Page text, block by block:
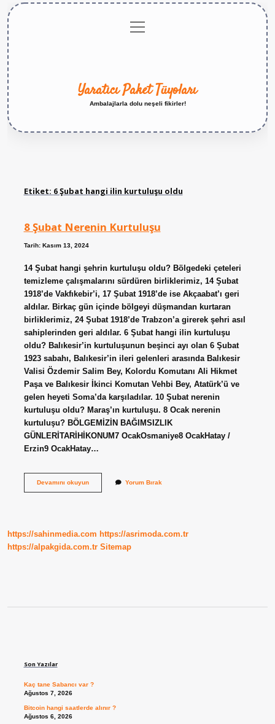
menüyü
aç
Yaratıcı Paket Tüyoları
Ambalajlarla dolu neşeli fikirler!
Etiket: 6 Şubat hangi ilin kurtuluşu oldu
8 Şubat Nerenin Kurtuluşu
Tarih: Kasım 13, 2024
14 Şubat hangi şehrin kurtuluşu oldu? Bölgedeki çeteleri
temizleme çalışmalarını sürdüren birliklerimiz, 14 Şubat
1918’de Vakfıkebir’i, 17 Şubat 1918’de ise Akçaabat’ı geri
aldılar. Birkaç gün içinde bölgeyi düşmandan kurtaran
birliklerimiz, 24 Şubat 1918’de Trabzon’a girerek şehri asıl
sahiplerinden geri aldılar. 6 Şubat hangi ilin kurtuluşu
oldu? Balıkesir’in kurtuluşunun beşinci ayı olan 6 Şubat
1923 sabahı, Balıkesir’in ileri gelenleri arasında Balıkesir
Valisi Özdemir Salim Bey, Kolordu Komutanı Ali Hikmet
Paşa ve Balıkesir İkinci Komutan Vehbi Bey, Atatürk’ü ve
gelen heyeti Soma’da karşıladılar. 10 Şubat nerenin
kurtuluşu oldu? Maraş’ın kurtuluşu. 8 Ocak nerenin
kurtuluşu? BÖLGEMİZİN BAĞIMSIZLIK
GÜNLERİTARİHİKONUM7 OcakOsmaniye8 OcakHatay /
Erzin9 OcakHatay…
Devamını okuyun8
Yorum Bırak
https://sahinmedia.com https://asrimoda.com.tr
https://alpakgida.com.tr Sitemap
Son Yazılar
Kaç tane Sabancı var ?
Ağustos 7, 2026
Bitcoin hangi saatlerde alınır ?
Ağustos 6, 2026